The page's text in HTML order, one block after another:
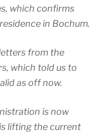
which confirms
in Bochum.
from the
which told us to
as off now.
is now
lifting the current